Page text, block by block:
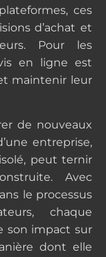
ces
d’achat et
Pour les
en ligne est
maintenir leur
de nouveaux
entreprise,
peut ternir
Avec
le processus
chaque
son impact sur
dont elle